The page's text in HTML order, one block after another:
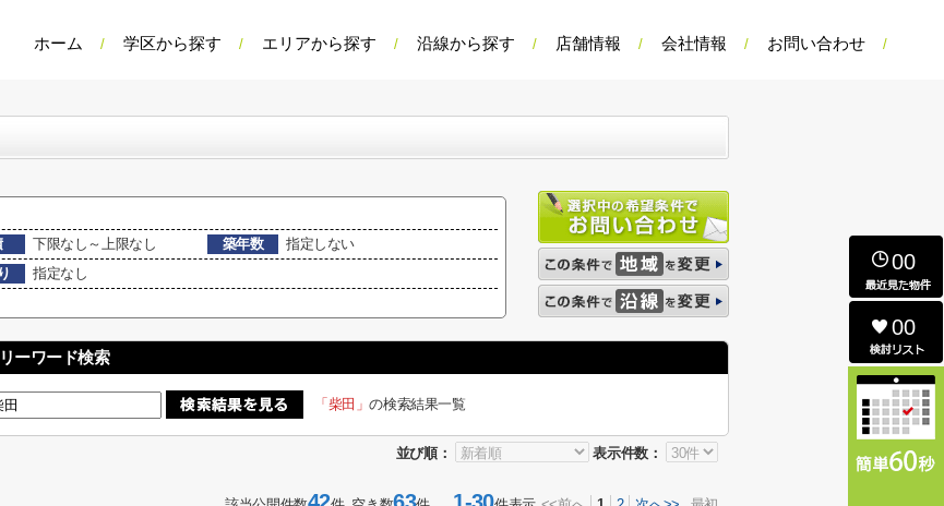
ホーム 学区から探す エリアから探す 沿線から探す 店舗情報 会社情報 お問い合わせ
下限なし～上限なし 築年数
指定しない
指定なし
ーワード検索
「柴田」の検索結果一覧
並び順： 表示件数：
00
00